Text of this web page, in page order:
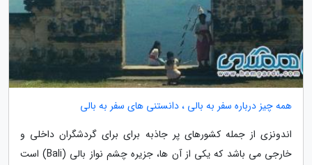
همه چیز درباره سفر به بالی ، دانستنی های سفر به بالی
اندونزی از جمله کشورهای پر جاذبه برای برای گردشگران داخلی و
خارجی می باشد که یکی از آن ها، جزیره چشم نواز بالی (Bali) است